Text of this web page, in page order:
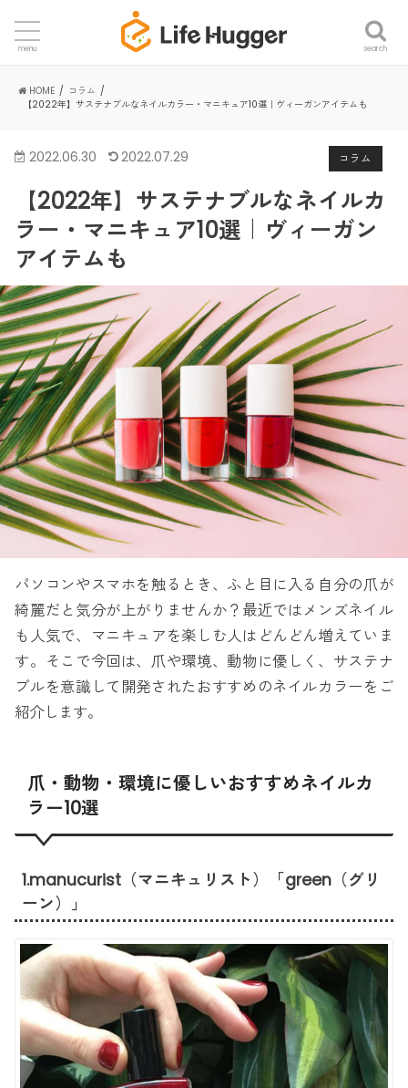
search
menu
HOME
コラム
【2022年】サステナブルなネイルカラー・マニキュア10選｜ヴィーガンアイテムも
コラム
2022.06.30 2022.07.29
【2022年】サステナブルなネイルカ
ラー・マニキュア10選｜ヴィーガン
アイテムも
パソコンやスマホを触るとき、ふと目に入る自分の爪が
綺麗だと気分が上がりませんか？最近ではメンズネイル
も人気で、マニキュアを楽しむ人はどんどん増えていま
す。そこで今回は、爪や環境、動物に優しく、サステナ
ブルを意識して開発されたおすすめのネイルカラーをご
紹介します。
爪・動物・環境に優しいおすすめネイルカ
ラー10選
1.manucurist（マニキュリスト）「green（グリ
ーン）」